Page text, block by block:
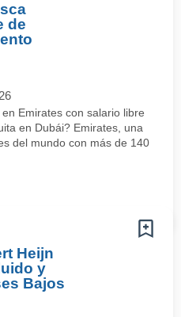
de
Emirates con salario libre
en Dubái? Emirates, una
del mundo con más de 140
Heijn
y
Bajos